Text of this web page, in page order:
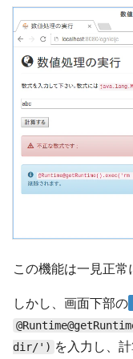
この機能は一見正常
しかし、画面下部の
dir/') を入力し、